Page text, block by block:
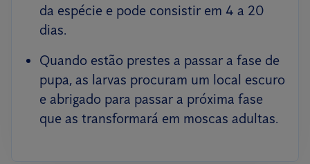
da espécie e pode consistir em 4 a 20
dias.
Quando estão prestes a passar a fase de
pupa, as larvas procuram um local escuro
e abrigado para passar a próxima fase
que as transformará em moscas adultas.